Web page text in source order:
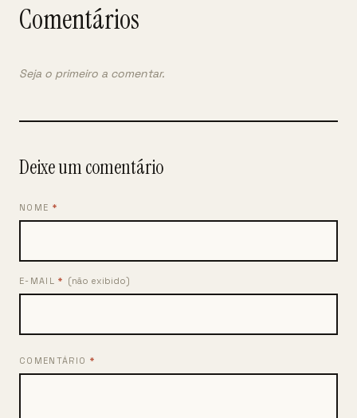
Comentários
Seja o primeiro a comentar.
Deixe um comentário
NOME *
E-MAIL* (não exibido)
COMENTÁRIO *